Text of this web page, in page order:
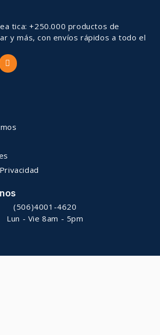
tica: +250.000 productos de
y más, con envíos rápidos a todo el
(506)4001-4620
Lun - Vie 8am - 5pm